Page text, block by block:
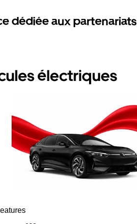
dédiée aux partenariats
électriques